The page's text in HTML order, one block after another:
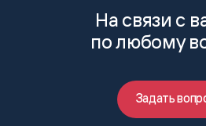
На связи с
по любому
Задать